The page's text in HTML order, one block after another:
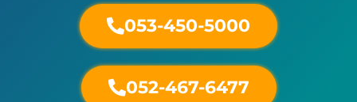
053-450-5000
052-467-6477